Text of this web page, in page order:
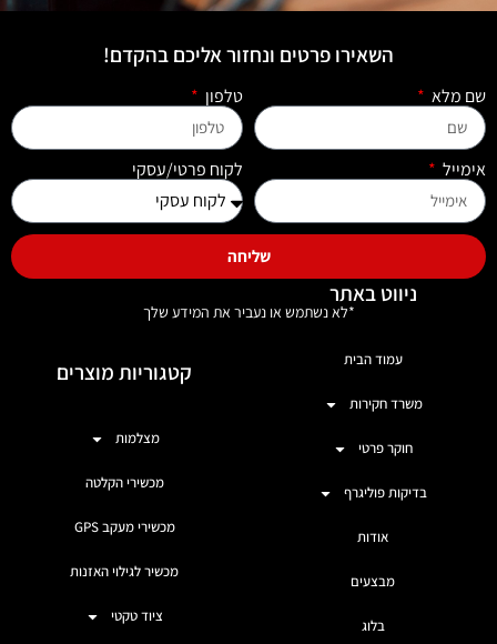
השאירו פרטים ונחזור אליכם בהקדם!
שם מלא טלפון
אימייל לקוח פרטי/עסקי
שליחה
*לא נשתמש או נעביר את המידע שלך
ניווט באתר
עמוד הבית
משרד חקירות
חוקר פרטי
בדיקות פוליגרף
אודות
מבצעים
בלוג
קטגוריות מוצרים
מצלמות
מכשירי הקלטה
מכשירי מעקב GPS
מכשיר לגילוי האזנות
ציוד טקטי